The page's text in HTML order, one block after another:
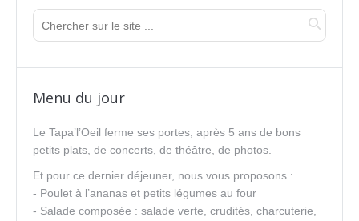
Menu du jour
Le Tapa’l’Oeil ferme ses portes, après 5 ans de bons
petits plats, de concerts, de théâtre, de photos.
Et pour ce dernier déjeuner, nous vous proposons :
- Poulet à l’ananas et petits légumes au four
- Salade composée : salade verte, crudités, charcuterie,